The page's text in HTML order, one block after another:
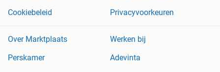
Cookiebeleid
Privacyvoorkeuren
Over Marktplaats
Werken bij
Perskamer
Adevinta